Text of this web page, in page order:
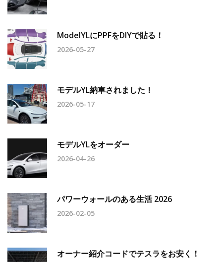
ModelYLにPPFをDIYで貼る！
2026-05-27
モデルYL納車されました！
2026-05-17
モデルYLをオーダー
2026-04-26
パワーウォールのある生活 2026
2026-02-05
オーナー紹介コードでテスラをお安く！